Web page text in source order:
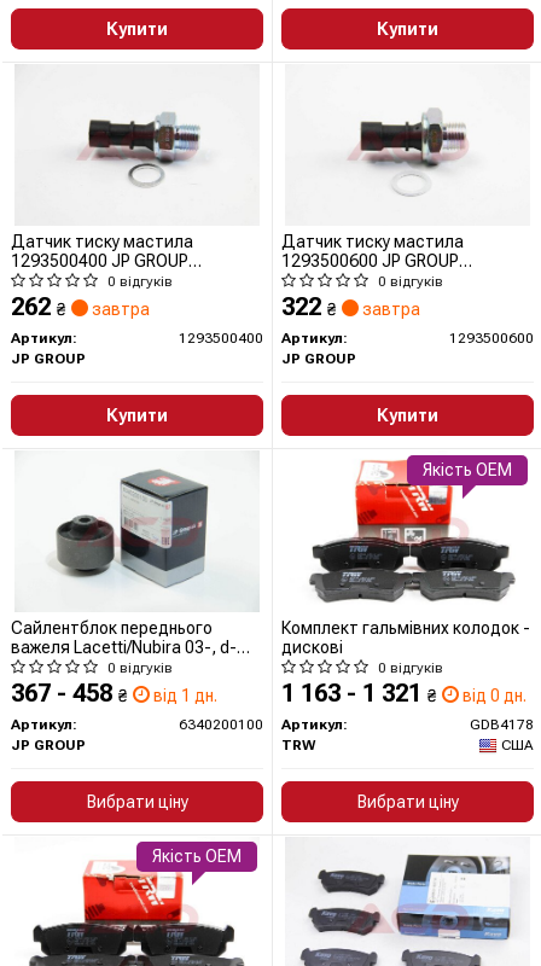
Купити Купити
Датчик тиску мастила
1293500400 JP GROUP
(QUINTON HAZELL)
0 відгуків
262 ₴ завтра
Артикул:
1293500400
JP GROUP
Купити
Датчик тиску мастила
1293500600 JP GROUP
(QUINTON HAZELL)
0 відгуків
322 ₴ завтра
Артикул:
1293500600
JP GROUP
Купити
Сайлентблок переднього
важеля Lacetti/Nubira 03-, d-
15х60 (задн)0 відгуків
367 - 458 ₴ від 1 дн.
Артикул:
6340200100
JP GROUP
Вибрати ціну
Комплект гальмівних колодок -
дискові
0 відгуків
1 163 - 1 321 ₴ від 0 дн.
Артикул:
GDB4178
TRW
США
Вибрати ціну
Якість OEM
Якість OEM